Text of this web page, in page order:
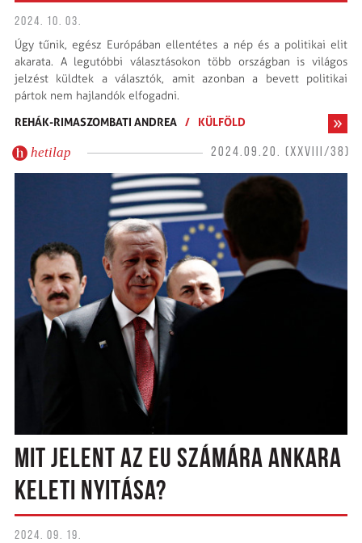
2024. 10. 03.
Úgy tűnik, egész Európában ellentétes a nép és a politikai elit
akarata. A legutóbbi választásokon több országban is világos
jelzést küldtek a választók, amit azonban a bevett politikai
pártok nem hajlandók elfogadni.
REHÁK-RIMASZOMBATI ANDREA / KÜLFÖLD
hetilap 2024.09.20. (XXVIII/38)
MIT JELENT AZ EU SZÁMÁRA ANKARA
KELETI NYITÁSA?
2024. 09. 19.